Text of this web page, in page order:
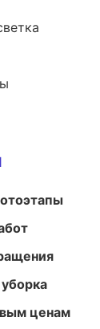
ценам